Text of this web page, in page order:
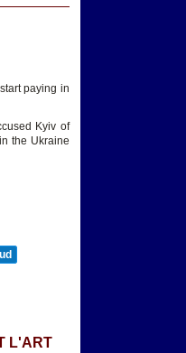
paying in
Kyiv of
the Ukraine
L'ART